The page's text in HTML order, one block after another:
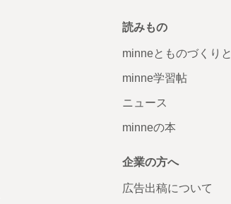
読みもの
minneとものづくりと
minne学習帖
ニュース
minneの本
企業の方へ
広告出稿について